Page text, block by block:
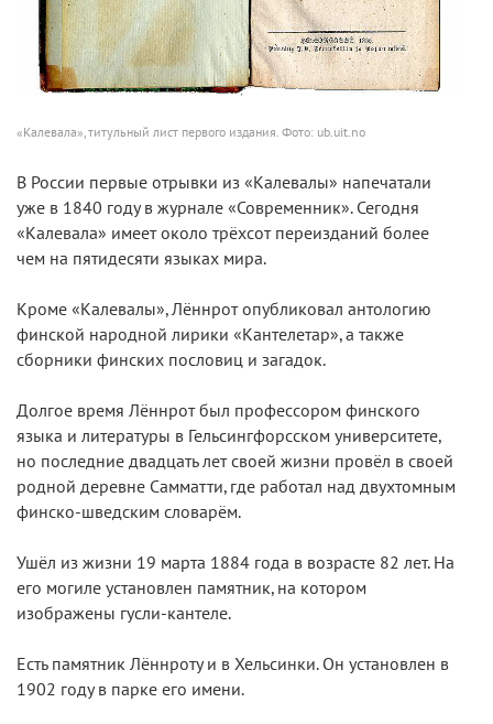
«Калевала», титульный лист первого издания. Фото: ub.uit.no
В России первые отрывки из «Калевалы» напечатали
уже в 1840 году в журнале «Современник». Сегодня
«Калевала» имеет около трёхсот переизданий более
чем на пятидесяти языках мира.
Кроме «Калевалы», Лённрот опубликовал антологию
финской народной лирики «Кантелетар», а также
сборники финских пословиц и загадок.
Долгое время Лённрот был профессором финского
языка и литературы в Гельсингфорсском университете,
но последние двадцать лет своей жизни провёл в своей
родной деревне Самматти, где работал над двухтомным
финско-шведским словарём.
Ушёл из жизни 19 марта 1884 года в возрасте 82 лет. На
его могиле установлен памятник, на котором
изображены гусли-кантеле.
Есть памятник Лённроту и в Хельсинки. Он установлен в
1902 году в парке его имени.